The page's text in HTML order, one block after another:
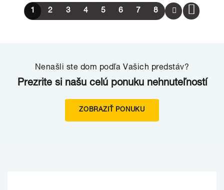
1 2 3 4 5 6 7 8
Nenašli ste dom podľa Vašich predstáv?
Prezrite si našu celú ponuku nehnuteľností
ZOBRAZIŤ PONUKU